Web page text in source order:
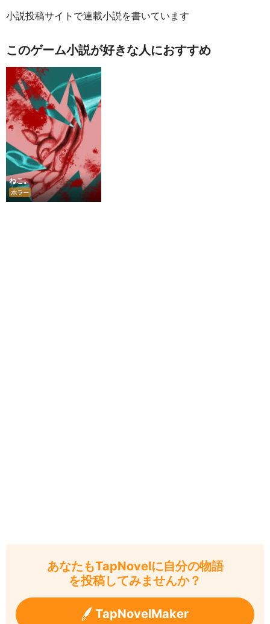
小説投稿サイトで連載小説を書いています
このゲーム小説が好きな人におすすめ
ねこ。
ホラー
あなたもTapNovelに自分の物語
を投稿してみませんか？
TapNovelMaker